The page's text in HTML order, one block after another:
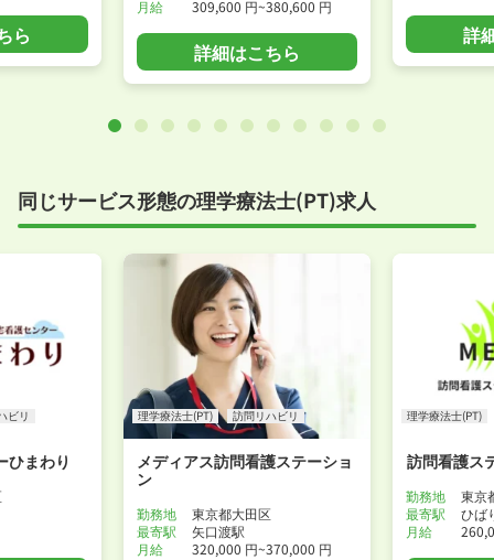
ら
月給 309,600 円~380,600 円
詳細はこちら
詳
同じサービス形態の理学療法士(PT)求人
ビリ
ひまわり
理学療法士(PT) 訪問リハビリ
メディアス訪問看護ステーショ
ン
勤務地
東京都大田区
最寄駅
矢口渡駅
月給
320,000 円~370,000 円
理学療法士(PT)
訪問看護ス
勤務地
東京
最寄駅
ひば
月給